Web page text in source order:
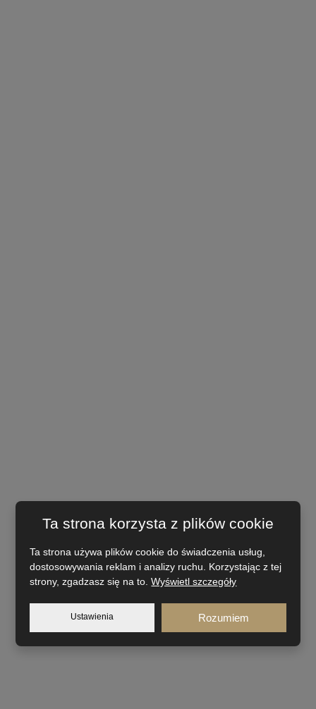
Ta strona korzysta z plików cookie
Ta strona używa plików cookie do świadczenia usług,
dostosowywania reklam i analizy ruchu. Korzystając z tej
strony, zgadzasz się na to.Wyświetl szczegóły
Ustawienia Rozumiem